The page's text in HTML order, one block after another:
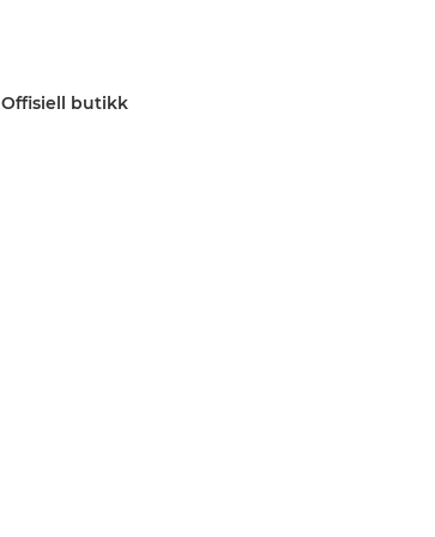
Offisiell butikk